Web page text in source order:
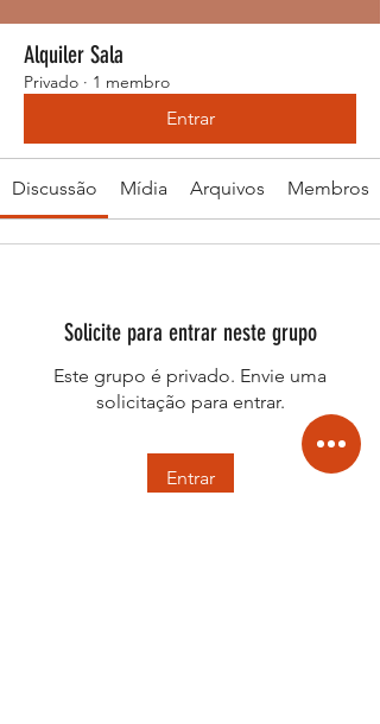
Alquiler Sala
Privado · 1 membro
Entrar
Discussão Mídia Arquivos Membros
Solicite para entrar neste grupo
Este grupo é privado. Envie uma
solicitação para entrar.
Entrar